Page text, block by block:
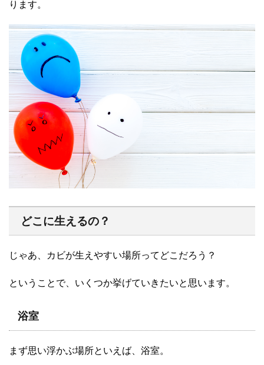
ります。
どこに生えるの？
じゃあ、カビが生えやすい場所ってどこだろう？
ということで、いくつか挙げていきたいと思います。
浴室
まず思い浮かぶ場所といえば、浴室。